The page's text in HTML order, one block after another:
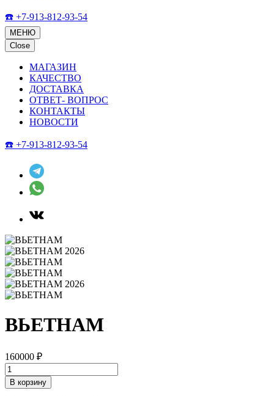
☎️ +7-913-812-93-54
МЕНЮ
Close
МАГАЗИН
КАЧЕСТВО
ДОСТАВКА
ОТВЕТ- ВОПРОС
КОНТАКТЫ
НОВОСТИ
☎️ +7-913-812-93-54
ВЬЕТНАМ
160000 ₽
Количество
товара
ВЬЕТНАМ
В корзину